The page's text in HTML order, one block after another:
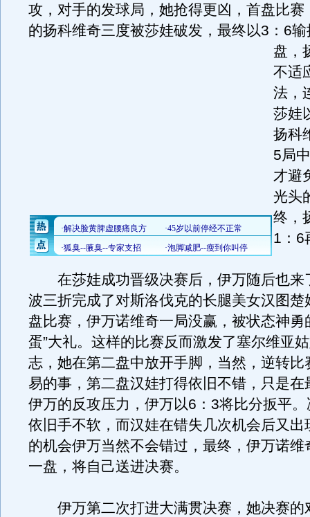
攻，对手的发球局，她抢得更凶，首盘比赛
的扬科维奇三度被莎娃破发，最终以3：6
盘，
不适
法，
莎娃
扬科
5局
才避
光头
终，
1：6
在莎娃成功晋级决赛后，伊万随后也来
波三折完成了对斯洛伐克的长腿美女汉图楚
盘比赛，伊万诺维奇一局没赢，被状态神勇
蛋”大礼。这样的比赛反而激发了塞尔维亚
志，她在第二盘中放开手脚，当然，逆转比
易的事，第二盘汉娃打得依旧不错，只是在
伊万的反攻压力，伊万以6：3将比分扳平
依旧手不软，而汉娃在错失几次机会后又出
的机会伊万当然不会错过，最终，伊万诺维
一盘，将自己送进决赛。
伊万第二次打进大满贯决赛，她决赛的